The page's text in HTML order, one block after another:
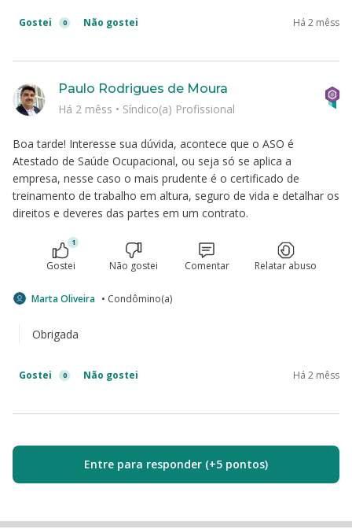
Gostei 0 Não gostei Há 2 mêss
Boa tarde! Interesse sua dúvida, acontece que o ASO é
Atestado de Saúde Ocupacional, ou seja só se aplica a
empresa, nesse caso o mais prudente é o certificado de
treinamento de trabalho em altura, seguro de vida e detalhar os
direitos e deveres das partes em um contrato.
Paulo Rodrigues de Moura
Há 2 mêss • Síndico(a) Profissional
1
Gostei Não gostei Comentar Relatar abuso
Marta Oliveira • Condômino(a)
Obrigada
Gostei 0 Não gostei Há 2 mêss
Entre para responder (+5 pontos)